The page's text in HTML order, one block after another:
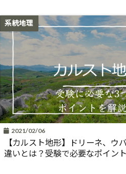
系統地理
2021/02/06
【カルスト地形】ドリーネ、ウ
違いとは？受験で必要なポイン